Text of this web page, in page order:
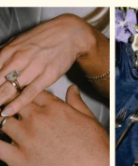
Главная фишка
воде. Поэтому
здесь
плеск воды,
что город